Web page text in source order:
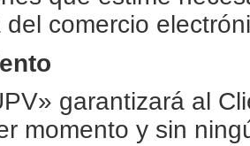
del comercio
garantizará al
momento y sin